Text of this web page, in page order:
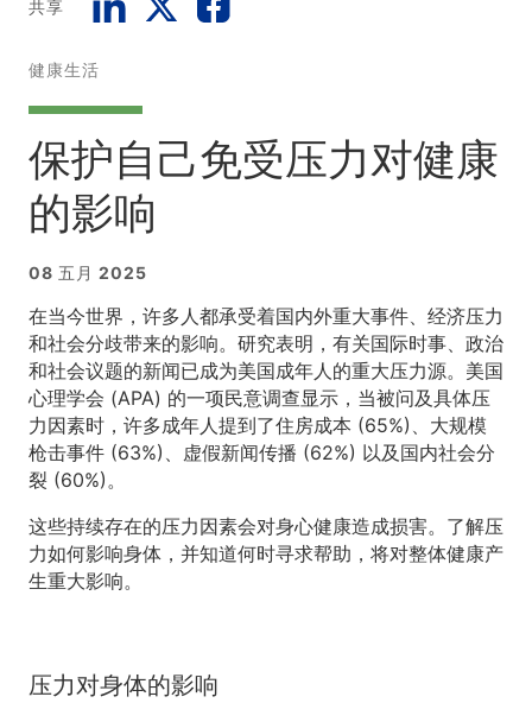
共享
健康生活
保护自己免受压力对健康
的影响
08 五月 2025
在当今世界，许多人都承受着国内外重大事件、经济压力
和社会分歧带来的影响。研究表明，有关国际时事、政治
和社会议题的新闻已成为美国成年人的重大压力源。美国
心理学会 (APA) 的一项民意调查显示，当被问及具体压
力因素时，许多成年人提到了住房成本 (65%)、大规模
枪击事件 (63%)、虚假新闻传播 (62%) 以及国内社会分
裂 (60%)。
这些持续存在的压力因素会对身心健康造成损害。了解压
力如何影响身体，并知道何时寻求帮助，将对整体健康产
生重大影响。
压力对身体的影响